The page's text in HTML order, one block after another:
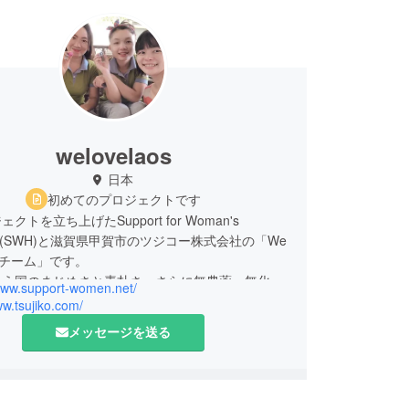
welovelaos
日本
初めてのプロジェクトです
クトを立ち上げたSupport for Woman's
と滋賀県甲賀市のツジコー株式会社の「We
ーム」です。
国のまじめさと素朴さ。さらに無農薬・無化学
能性。ラオスと日本の友好のためにも前に進み
す。
women.net/
メッセージを送る